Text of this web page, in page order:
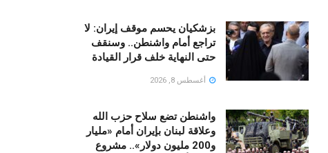
بزشكيان يحسم موقف إيران: لا
تراجع أمام واشنطن.. وسنقف
حتى النهاية خلف قرار القيادة
أغسطس 8, 2026
واشنطن تضع سلاح حزب الله
وعلاقة لبنان بإيران أمام «مليار
و200 مليون دولار».. مشروع